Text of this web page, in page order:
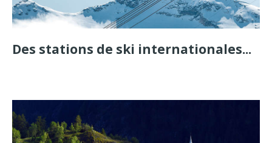
Des stations de ski internationales...